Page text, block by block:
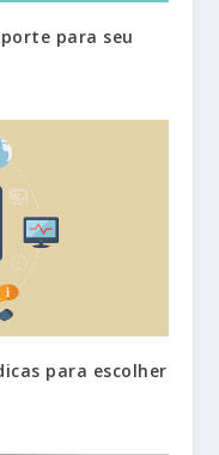
para seu
para escolher